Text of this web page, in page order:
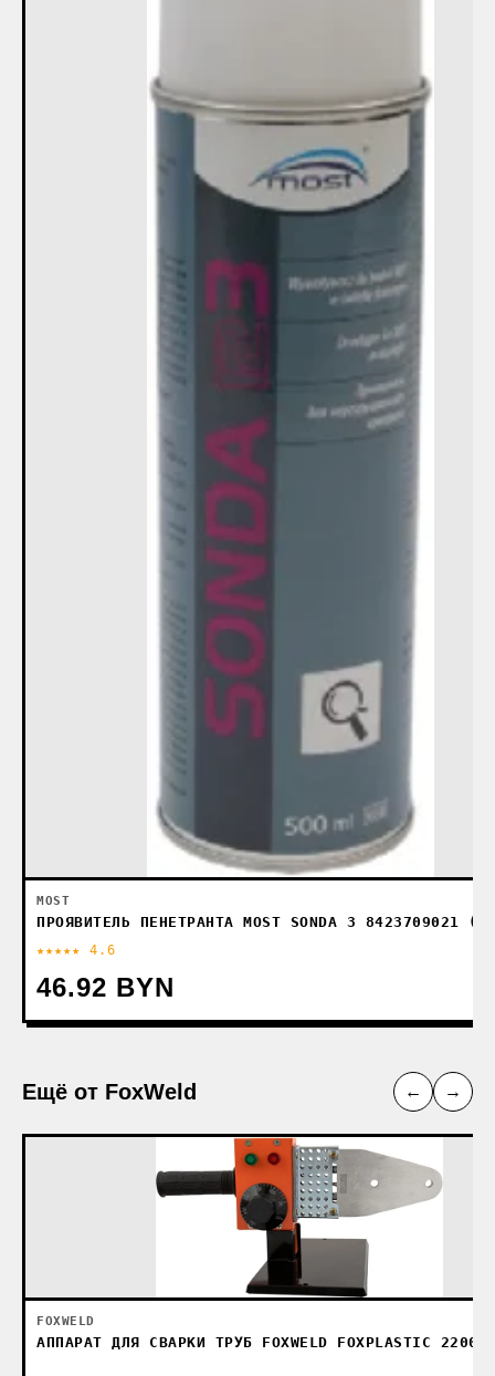
MOST
ПРОЯВИТЕЛЬ ПЕНЕТРАНТА MOST SONDA 3 8423709021
★★★★★ 4.6
46.92 BYN
Ещё от FoxWeld ← →
FOXWELD
АППАРАТ ДЛЯ СВАРКИ ТРУБ FOXWELD FOXPLASTIC 2200